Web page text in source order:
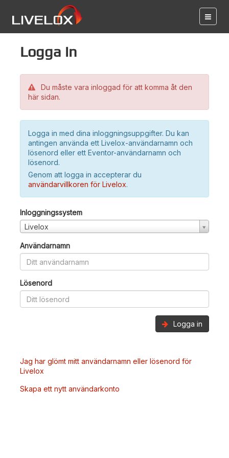
Logga in
Du måste vara inloggad för att komma åt den
här sidan.
Logga in med dina inloggningsuppgifter. Du kan
antingen använda ett Livelox-användarnamn och
lösenord eller ett Eventor-användarnamn och
lösenord.
Genom att logga in accepterar du
användarvillkoren för Livelox.
Inloggningssystem
Livelox
Användarnamn
Lösenord
Logga in
Jag har glömt mitt användarnamn eller lösenord för
Livelox
Skapa ett nytt användarkonto